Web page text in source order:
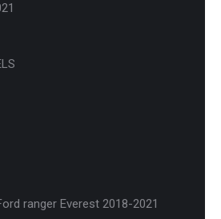
ranger Everest 2018-2021